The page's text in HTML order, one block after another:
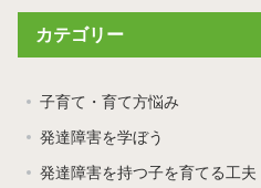
カテゴリー
子育て・育て方悩み
発達障害を学ぼう
発達障害を持つ子を育てる工夫